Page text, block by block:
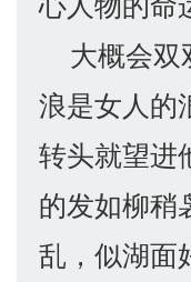
大概会双
浪是女人的
转头就望进
的发如柳稍
乱，似湖面